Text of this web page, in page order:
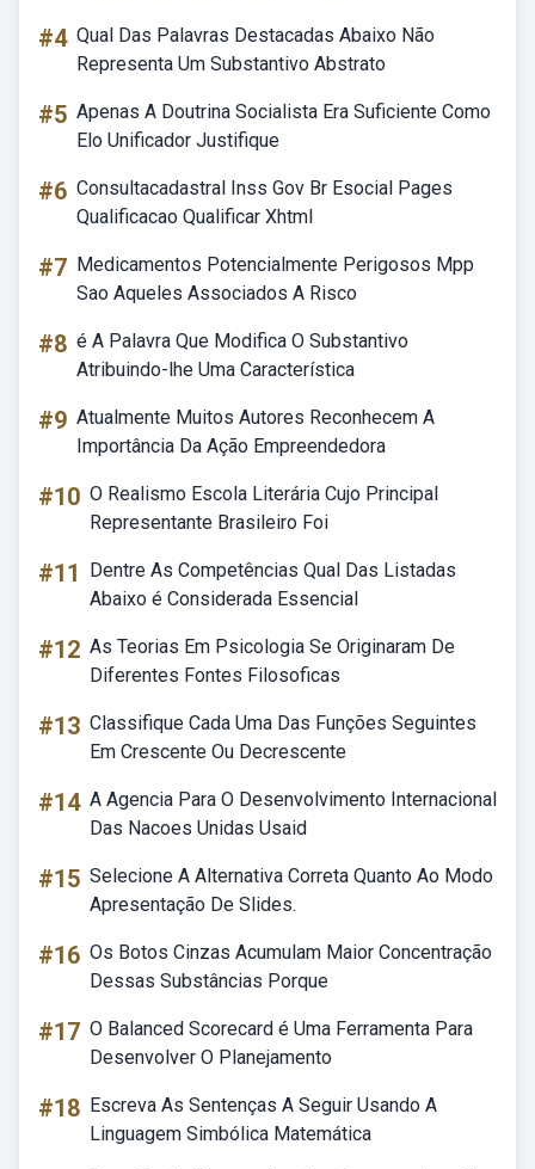
#4 Qual Das Palavras Destacadas Abaixo Não
Representa Um Substantivo Abstrato
#5 Apenas A Doutrina Socialista Era Suficiente Como
Elo Unificador Justifique
#6 Consultacadastral Inss Gov Br Esocial Pages
Qualificacao Qualificar Xhtml
#7 Medicamentos Potencialmente Perigosos Mpp
Sao Aqueles Associados A Risco
#8 é A Palavra Que Modifica O Substantivo
Atribuindo-lhe Uma Característica
#9 Atualmente Muitos Autores Reconhecem A
Importância Da Ação Empreendedora
#10 O Realismo Escola Literária Cujo Principal
Representante Brasileiro Foi
#11
Dentre As Competências Qual Das Listadas
Abaixo é Considerada Essencial
#12 As Teorias Em Psicologia Se Originaram De
Diferentes Fontes Filosoficas
#13 Classifique Cada Uma Das Funções Seguintes
Em Crescente Ou Decrescente
#14 A Agencia Para O Desenvolvimento Internacional
Das Nacoes Unidas Usaid
#15 Selecione A Alternativa Correta Quanto Ao Modo
Apresentação De Slides.
#16 Os Botos Cinzas Acumulam Maior Concentração
Dessas Substâncias Porque
#17 O Balanced Scorecard é Uma Ferramenta Para
Desenvolver O Planejamento
#18 Escreva As Sentenças A Seguir Usando A
Linguagem Simbólica Matemática